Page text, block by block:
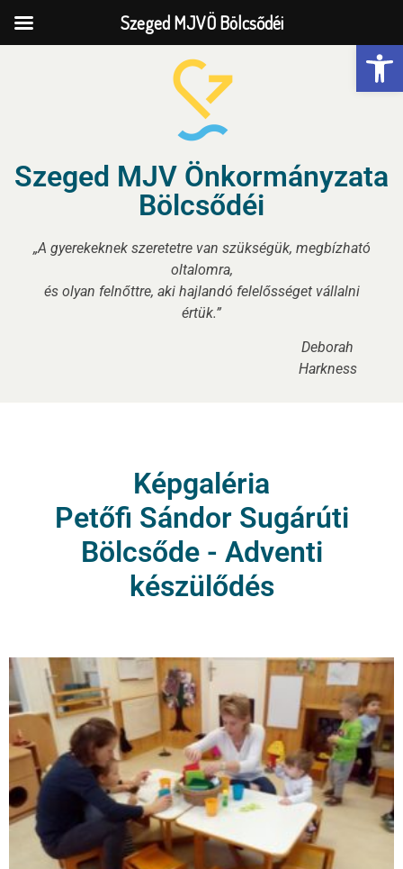
Szeged MJV Önkormányzata
Bölcsődéi
„A gyerekeknek szeretetre van szükségük, megbízható
oltalomra,
és olyan felnőttre, aki hajlandó felelősséget vállalni
értük.”
Deborah
Harkness
Képgaléria
Petőfi Sándor Sugárúti
Bölcsőde - Adventi
készülődés
Szeged MJVÖ Bölcsődéi